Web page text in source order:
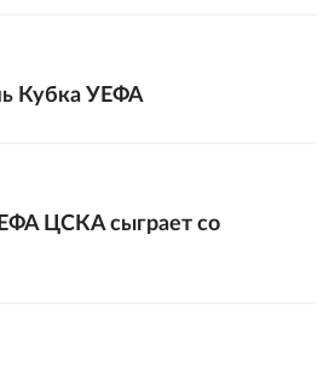
Кубка УЕФА
ЦСКА сыграет со